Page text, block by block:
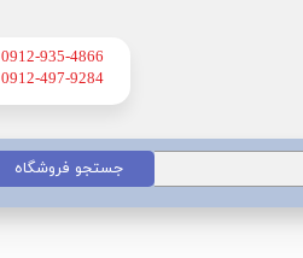
0912-935-4866
​​​​​​​0912-497-9284
جستجو فروشگاه